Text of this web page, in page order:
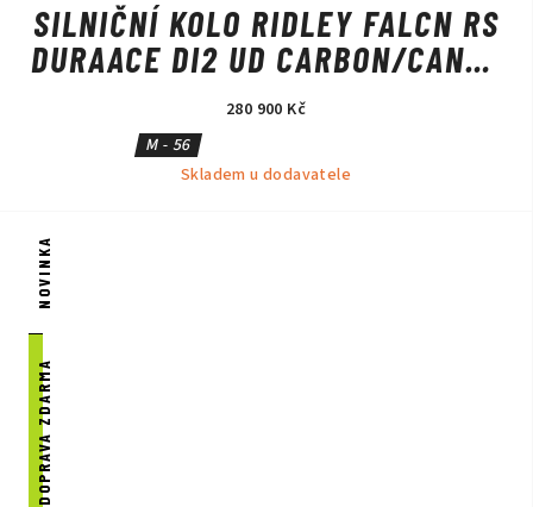
SILNIČNÍ KOLO RIDLEY FALCN RS
DURAACE DI2 UD CARBON/CANDY
RED METALLIC/SILVER
280 900 Kč
M - 56
Skladem u dodavatele
NOVINKA
DOPRAVA ZDARMA